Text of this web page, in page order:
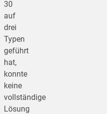
30
auf
drei
Typen
geführt
hat,
konnte
keine
vollständige
Lösung